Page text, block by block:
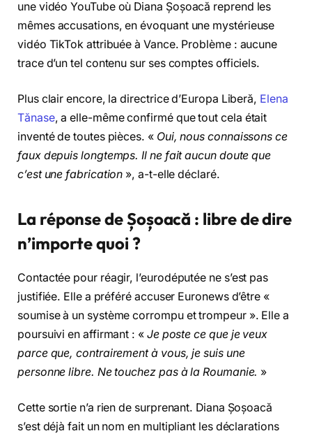
une vidéo YouTube où Diana Șoșoacă reprend les
mêmes accusations, en évoquant une mystérieuse
vidéo TikTok attribuée à Vance. Problème : aucune
trace d’un tel contenu sur ses comptes officiels.
Plus clair encore, la directrice d’Europa Liberă, Elena
Tănase, a elle-même confirmé que tout cela était
inventé de toutes pièces. « Oui, nous connaissons ce
faux depuis longtemps. Il ne fait aucun doute que
c’est une fabrication », a-t-elle déclaré.
La réponse de Șoșoacă : libre de dire
n’importe quoi ?
Contactée pour réagir, l’eurodéputée ne s’est pas
justifiée. Elle a préféré accuser Euronews d’être «
soumise à un système corrompu et trompeur ». Elle a
poursuivi en affirmant : « Je poste ce que je veux
parce que, contrairement à vous, je suis une
personne libre. Ne touchez pas à la Roumanie. »
Cette sortie n’a rien de surprenant. Diana Șoșoacă
s’est déjà fait un nom en multipliant les déclarations